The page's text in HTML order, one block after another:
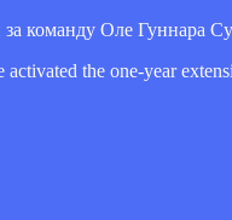
команду Оле Гуннара
the one-year